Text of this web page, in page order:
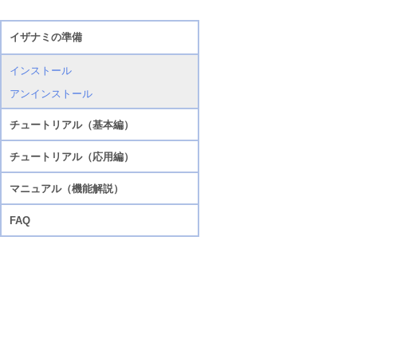
イザナミの準備
インストール
アンインストール
チュートリアル（基本編）
チュートリアル（応用編）
マニュアル（機能解説）
FAQ